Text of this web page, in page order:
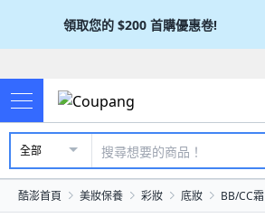
領取您的 $200 首購優惠卷!
全部
酷澎首頁 美妝保養 彩妝 底妝 BB/CC霜